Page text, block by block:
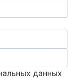
данных